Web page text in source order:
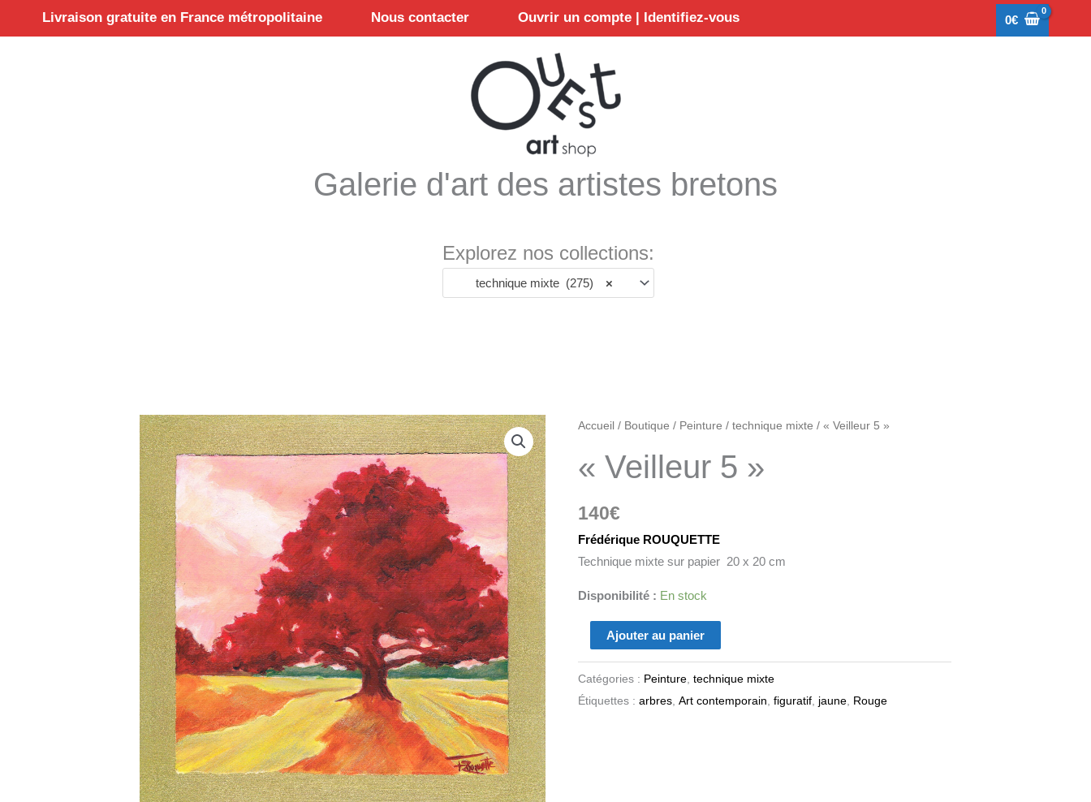
Livraison gratuite en France métropolitaine Nous contacter Ouvrir un compte | Identifiez-vous 0€
Galerie d'art des artistes bretons
Explorez nos collections:
×
technique mixte (275)
Accueil / Boutique / Peinture / technique mixte / « Veilleur 5 »
« Veilleur 5 »
140€
Frédérique ROUQUETTE
Technique mixte sur papier 20 x 20 cm
Disponibilité : En stock
quantité
"Veilleur
Ajouter au panier
Catégories : Peinture technique mixte
Étiquettes : arbres Art contemporain figuratif jaune Rouge